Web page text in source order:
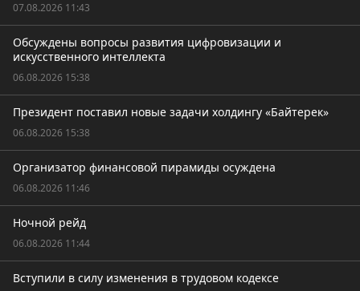
07.08.2026 11:43
Обсуждены вопросы развития цифровизации и
искусственного интеллекта
06.08.2026 15:38
Президент поставил новые задачи холдингу «Байтерек»
06.08.2026 15:38
Организатор финансовой пирамиды осуждена
06.08.2026 11:46
Ночной рейд
06.08.2026 11:44
Вступили в силу изменения в трудовом кодексе